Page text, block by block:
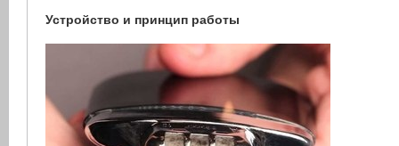
Устройство и принцип работы